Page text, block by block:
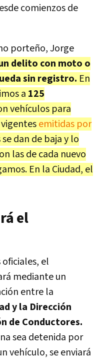
comienzos de
porteño, Jorge
delito con moto o
sin registro. En
a 125
vehículos para
emitidas por
se dan de baja y lo
las de cada nuevo
En la Ciudad, el
el
el
mediante un
entre la
y la Dirección
de Conductores.
sea detenida por
vehículo, se enviará